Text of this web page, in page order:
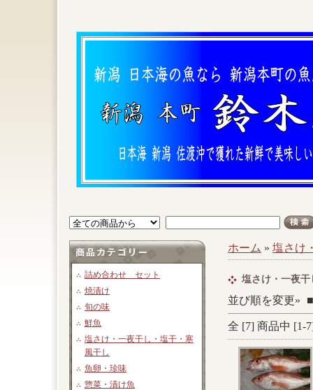
詰め合わせ セット
焼漬け
旬の味
鮮魚
塩さけ・一夜干し・塩干・寒
風干し
魚卵・珍味
惣菜・漬け魚
ホーム » 塩さけ
塩さけ・一夜
並び順を変更» ■
全 [7] 商品中 [1-7